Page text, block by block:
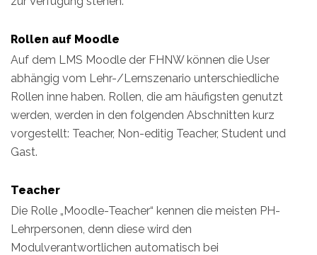
Rollen auf Moodle
Auf dem LMS Moodle der FHNW können die User
abhängig vom Lehr-/Lernszenario unterschiedliche
Rollen inne haben. Rollen, die am häufigsten genutzt
werden, werden in den folgenden Abschnitten kurz
vorgestellt: Teacher, Non-editig Teacher, Student und
Gast.
Teacher
Die Rolle „Moodle-Teacher“ kennen die meisten PH-
Lehrpersonen, denn diese wird den
Modulverantwortlichen automatisch bei